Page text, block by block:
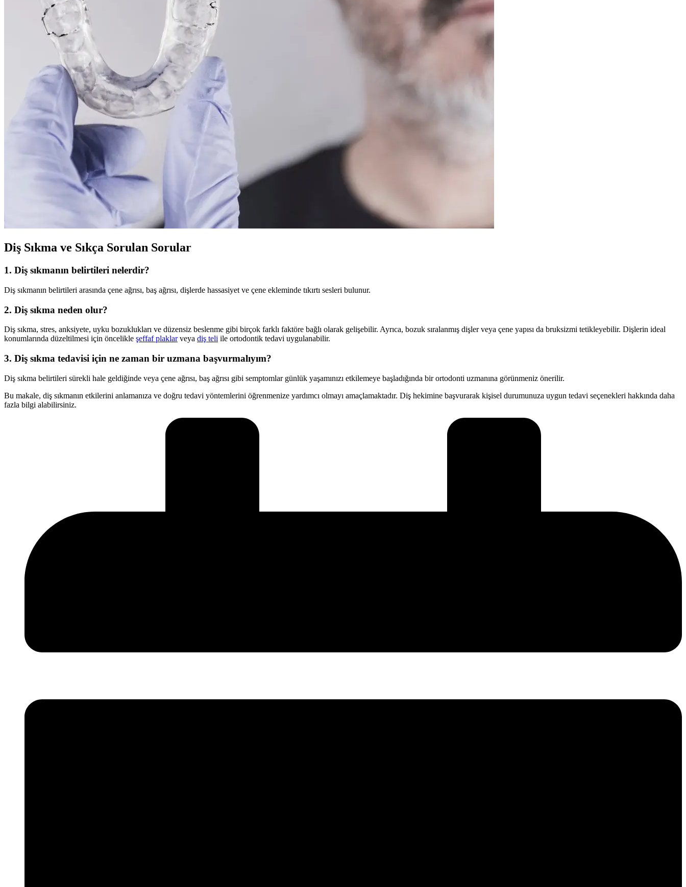
Diş Sıkma ve Sıkça Sorulan Sorular
1. Diş sıkmanın belirtileri nelerdir?
Diş sıkmanın belirtileri arasında çene ağrısı, baş ağrısı, dişlerde hassasiyet ve çene ekleminde tıkırtı sesleri bulunur.
2. Diş sıkma neden olur?
Diş sıkma, stres, anksiyete, uyku bozuklukları ve düzensiz beslenme gibi birçok farklı faktöre bağlı olarak gelişebilir. Ayrıca, bozuk sıralanmış dişler veya çene yapısı da bruksizmi tetikleyebilir. Dişlerin ideal
konumlarında düzeltilmesi için öncelikle şeffaf plaklarveya diş teli ile ortodontik tedavi uygulanabilir.
3. Diş sıkma tedavisi için ne zaman bir uzmana başvurmalıyım?
Diş sıkma belirtileri sürekli hale geldiğinde veya çene ağrısı, baş ağrısı gibi semptomlar günlük yaşamınızı etkilemeye başladığında bir ortodonti uzmanına görünmeniz önerilir.
Bu makale, diş sıkmanın etkilerini anlamanıza ve doğru tedavi yöntemlerini öğrenmenize yardımcı olmayı amaçlamaktadır. Diş hekimine başvurarak kişisel durumunuza uygun tedavi seçenekleri hakkında daha
fazla bilgi alabilirsiniz.